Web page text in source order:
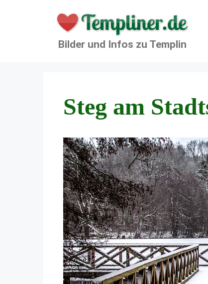
Bilder und Infos zu Templin
Steg am